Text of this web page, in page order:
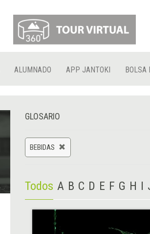
ALUMNADO APP JANTOKI BOLSA
GLOSARIO
BEBIDAS
Todos A B C D E F G H I